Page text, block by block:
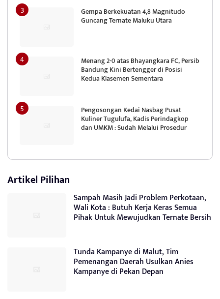
Gempa Berkekuatan 4,8 Magnitudo
Guncang Ternate Maluku Utara
Menang 2-0 atas Bhayangkara FC, Persib
Bandung Kini Bertengger di Posisi
Kedua Klasemen Sementara
Pengosongan Kedai Nasbag Pusat
Kuliner Tugulufa, Kadis Perindagkop
dan UMKM : Sudah Melalui Prosedur
Artikel Pilihan
Sampah Masih Jadi Problem Perkotaan,
Wali Kota : Butuh Kerja Keras Semua
Pihak Untuk Mewujudkan Ternate Bersih
Tunda Kampanye di Malut, Tim
Pemenangan Daerah Usulkan Anies
Kampanye di Pekan Depan